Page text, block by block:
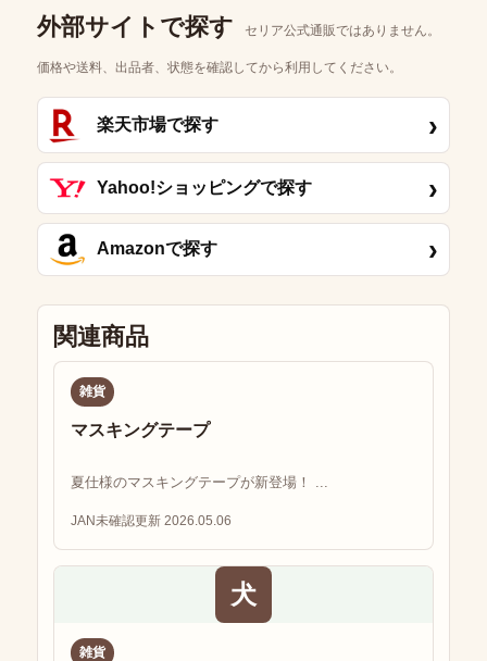
外部サイトで探す セリア公式通販ではありません。
価格や送料、出品者、状態を確認してから利用してください。
楽天市場で探す ›
Yahoo!ショッピングで探す ›
Amazonで探す ›
関連商品
雑貨
マスキングテープ
夏仕様のマスキングテープが新登場！ ...
JAN未確認更新 2026.05.06
犬
雑貨